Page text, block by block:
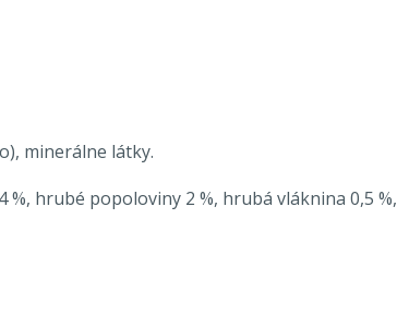
minerálne látky.
hrubé popoloviny 2 %, hrubá vláknina 0,5